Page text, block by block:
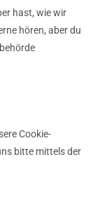
hast, wie wir
hören, aber du
Cookie-
bitte mittels der